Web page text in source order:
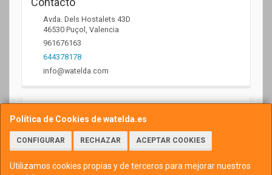
Política de Cookies de watelda.es
CONFIGURAR RECHAZAR ACEPTAR COOKIES
Utilizamos cookies propias y de terceros para mejorar nuestros
Avda. Dels Hostalets 43D
46530 Puçol , Valencia
961676163
644378178
info@watelda.com
Horario
10 a 13,30h y de 17,30 a 20,30h